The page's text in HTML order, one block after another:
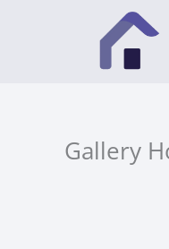
Gallery